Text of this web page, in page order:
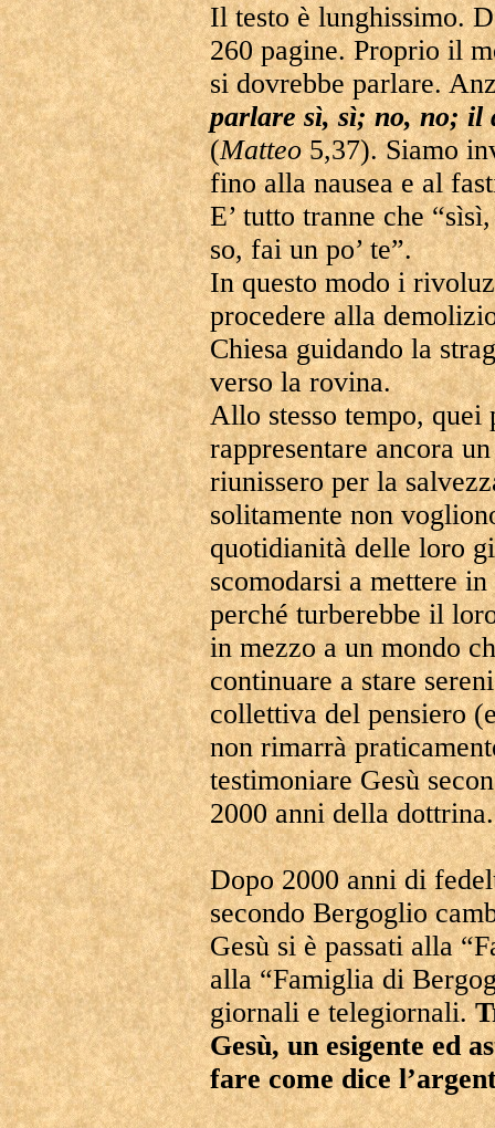
Il testo è lunghissimo.
260 pagine. Proprio il
si dovrebbe parlare.
parlare sì, sì; no, no; il
(Matteo5,37). Siamo
fino alla nausea e al
E’ tutto tranne che
so, fai un po’ te”.
In questo modo i
procedere alla
Chiesa guidando la
verso la rovina.
Allo stesso tempo,
rappresentare ancora
riunissero per la
solitamente non
quotidianità delle loro
scomodarsi a mettere
perché turberebbe il
in mezzo a un mondo
continuare a stare
collettiva del pensiero
non rimarrà
testimoniare Gesù
2000 anni della dottrina.
Dopo 2000 anni di
secondo Bergoglio
Gesù si è passati alla
alla “Famiglia di
giornali e telegiornali.
Gesù, un esigente ed
fare come dice